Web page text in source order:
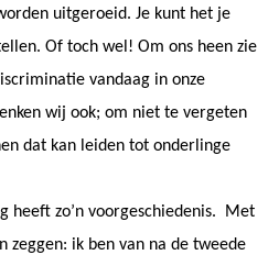
uitgeroeid. Je kunt het je
Of toch wel! Om ons heen zie
vandaag in onze
wij ook; om niet te vergeten
dat kan leiden tot onderlinge
heeft zo’n voorgeschiedenis. Met
zeggen: ik ben van na de tweede